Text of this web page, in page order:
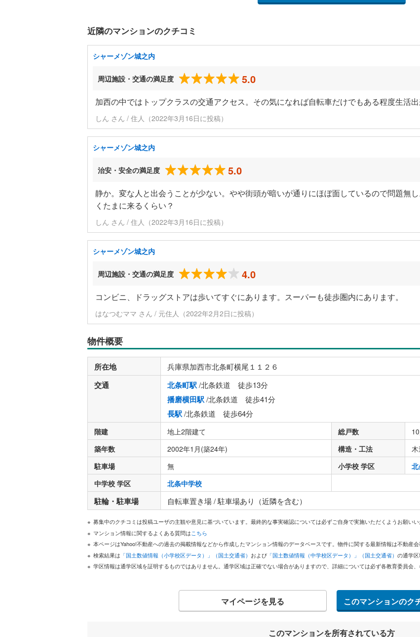
近隣のマンションのクチコミ
シャーメゾン城之内
周辺施設・交通の満足度 5.0
加西の中ではトップクラスの交通アクセス。その気になれば自転車だけでもある程度生活出
しん さん / 住人（2022年3月16日に投稿）
シャーメゾン城之内
治安・安全の満足度 5.0
静か。変な人と出会うことが少ない。やや街頭が暗いが通りにほぼ面しているので問題無
くたまに来るくらい？
しん さん / 住人（2022年3月16日に投稿）
シャーメゾン城之内
周辺施設・交通の満足度 4.0
コンビニ、ドラッグストアは歩いてすぐにあります。スーパーも徒歩圏内にあります。
はなつむママ さん / 元住人（2022年2月2日に投稿）
物件概要
所在地 兵庫県加西市北条町横尾１１２６
交通 北条町駅/北条鉄道 徒歩13分
播磨横田駅/北条鉄道 徒歩41分
長駅/北条鉄道 徒歩64分
階建 地上2階建て 総戸数
築年数
2002年1月(築24年) 構造・工法
木
駐車場
無 小学校 学区
中学校 学区
北条中学校
駐輪・駐車場 自転車置き場 / 駐車場あり（近隣を含む）
募集中のクチコミは投稿ユーザの主観や意見に基づいています。最終的な事実確認については必ずご自身で実施いただくようお願いい
マンション情報に関するよくある質問はこちら
本ページはYahoo!不動産への過去の掲載情報などから作成したマンション情報のデータベースです。物件に関する最新情報は不動産会
検索結果は 「国土数値情報（小学校区データ）」（国土交通省） および 「国土数値情報（中学校区データ）」（国土交通省） の通学
学区情報は通学区域を証明するものではありません。通学区域は正確でない場合がありますので、詳細については必ず各教育委員会、
マイページを見る このマンションのク
このマンションを所有されている方